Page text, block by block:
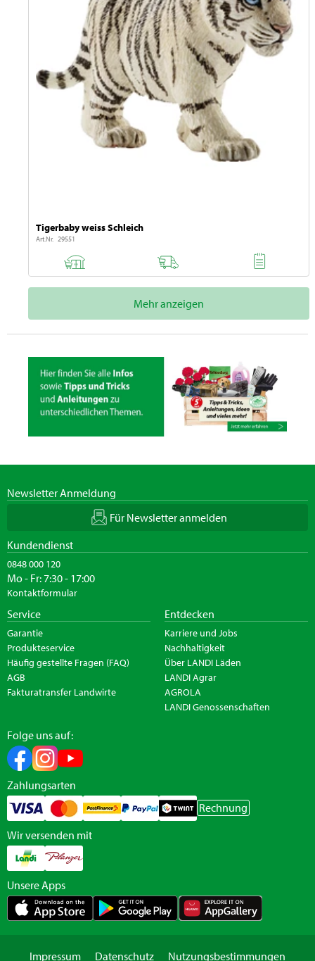
Tigerbaby weiss Schleich
Art.Nr. 29551
Mehr anzeigen
Newsletter Anmeldung
Für Newsletter anmelden
Kundendienst
0848 000 120
Mo - Fr: 7:30 - 17:00
Kontaktformular
Service
Garantie
Produkteservice
Häufig gestellte Fragen (FAQ)
AGB
Fakturatransfer Landwirte
Entdecken
Karriere und Jobs
Nachhaltigkeit
Über LANDI Läden
LANDI Agrar
AGROLA
LANDI Genossenschaften
Folge uns auf:
Zahlungsarten
Rechnung
Wir versenden mit
Unsere Apps
Impressum Datenschutz Nutzungsbestimmungen